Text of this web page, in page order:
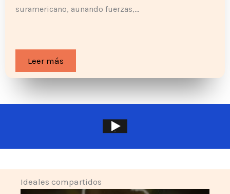
suramericano, aunando fuerzas,…
Leer más
Ideales compartidos